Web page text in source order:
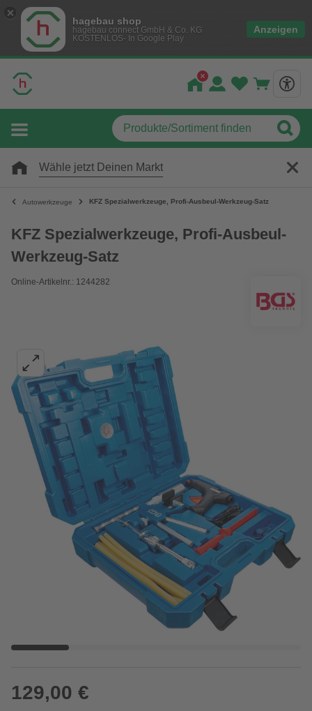
hagebau shop
hagebau connect GmbH & Co. KG
KOSTENLOS- In Google Play
Anzeigen
Wähle jetzt Deinen Markt
Autowerkzeuge KFZ Spezialwerkzeuge, Profi-Ausbeul-Werkzeug-Satz
KFZ Spezialwerkzeuge, Profi-Ausbeul-
Werkzeug-Satz
Online-Artikelnr.: 1244282
129,00 €